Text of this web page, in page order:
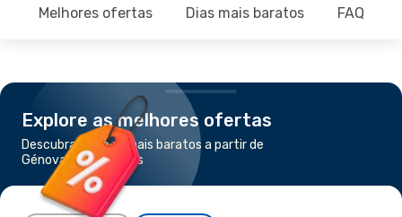
Melhores ofertas Dias mais baratos FAQ
Explore as melhores ofertas
Descubra os voos mais baratos a partir de
Génova para Nápoles